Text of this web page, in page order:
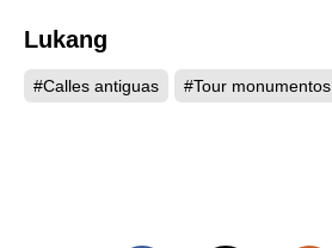
Lukang
#Calles antiguas #Tour monumentos